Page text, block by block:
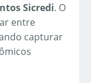
Sicredi. O
entre
capturar